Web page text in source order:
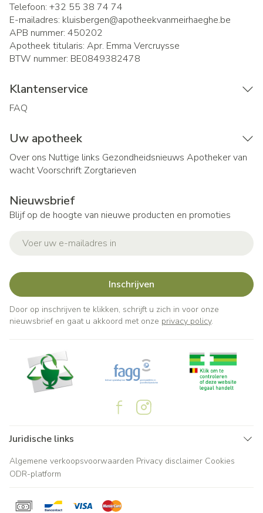
Telefoon: +32 55 38 74 74
E-mailadres: kluisbergen@apotheekvanmeirhaeghe.be
APB nummer: 450202
Apotheek titularis: Apr. Emma Vercruysse
BTW nummer: BE0849382478
Klantenservice
FAQ
Uw apotheek
Over ons Nuttige links Gezondheidsnieuws Apotheker van
wachtVoorschrift Zorgtarieven
Nieuwsbrief
Blijf op de hoogte van nieuwe producten en promoties
Inschrijven
Door op inschrijven te klikken, schrijft u zich in voor onze
nieuwsbrief en gaat u akkoord met onze privacy policy.
Juridische links
Algemene verkoopsvoorwaarden Privacy disclaimer Cookies
ODR-platform